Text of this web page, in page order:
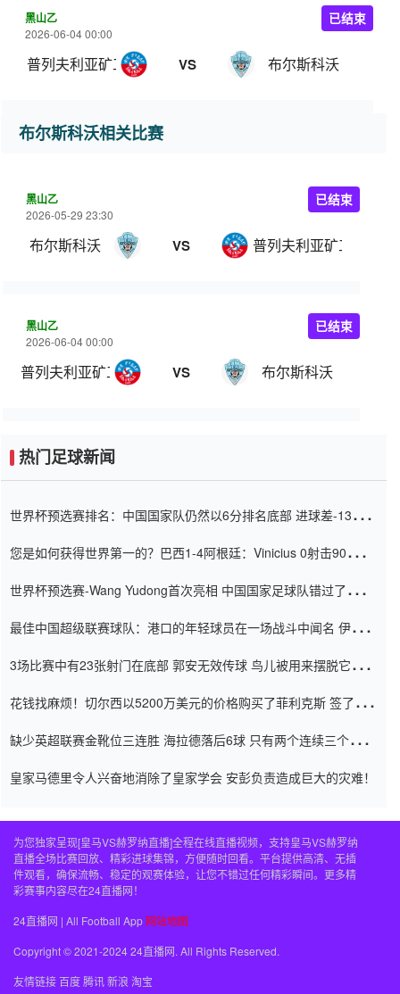
黑山乙
2026-06-04 00:00
普列夫利亚矿工 VS 布尔斯科沃
已结束
布尔斯科沃相关比赛
黑山乙
2026-05-29 23:30
布尔斯科沃 VS 普列夫利亚矿工
已结束
黑山乙
2026-06-04 00:00
普列夫利亚矿工 VS 布尔斯科沃
已结束
热门足球新闻
世界杯预选赛排名：中国国家队仍然以6分排名底部 进球差-13令人
您是如何获得世界第一的？巴西1-4阿根廷：Vinicius 0射击90分钟
世界杯预选赛-Wang Yudong首次亮相 中国国家足球队错过了世界
最佳中国超级联赛球队：港口的年轻球员在一场战斗中闻名 伊万放
3场比赛中有23张射门在底部 郭安无效传球 鸟儿被用来摆脱它
花钱找麻烦！切尔西以5200万美元的价格购买了菲利克斯 签了7年
缺少英超联赛金靴位三连胜 海拉德落后6球 只有两个连续三个连续
皇家马德里令人兴奋地消除了皇家学会 安彭负责造成巨大的灾难！
为您独家呈现[皇马VS赫罗纳直播]全程在线直播视频，支持皇马VS赫罗纳
直播全场比赛回放、精彩进球集锦，方便随时回看。平台提供高清、无插
件观看，确保流畅、稳定的观赛体验，让您不错过任何精彩瞬间。更多精
彩赛事内容尽在24直播网！
24直播网 | All Football App 网站地图
Copyright © 2021-2024 24直播网. All Rights Reserved.
友情链接百度腾讯新浪 淘宝